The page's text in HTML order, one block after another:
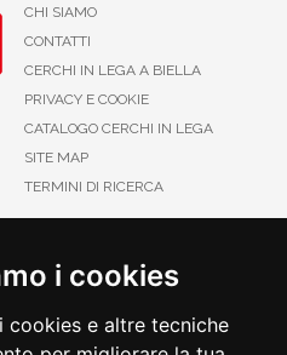
i cookies
cookies e altre tecniche
CHI SIAMO
CONTATTI
CERCHI IN LEGA A BIELLA
PRIVACY E COOKIE
CATALOGO CERCHI IN LEGA
SITE MAP
TERMINI DI RICERCA
BONIFICO
CARTA DI CREDITO